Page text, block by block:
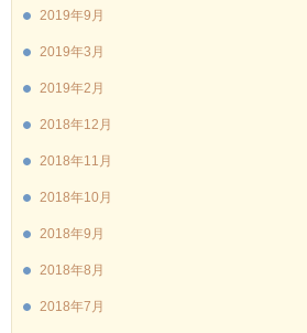
2019年9月
2019年3月
2019年2月
2018年12月
2018年11月
2018年10月
2018年9月
2018年8月
2018年7月